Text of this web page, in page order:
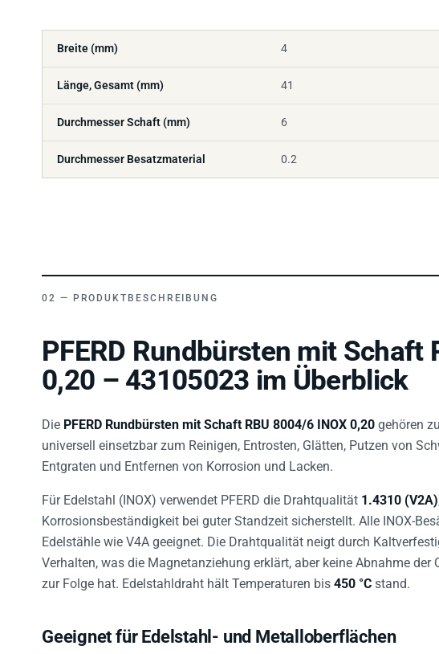
Breite (mm)
Länge, Gesamt (mm)
Durchmesser Schaft (mm)
Durchmesser Besatzmaterial
PFERD Rundbürsten mit Schaft
0,20 – 43105023 im Überblick
Die PFERD Rundbürsten mit Schaft RBU 8004/6 INOX 0,20 gehören
universell einsetzbar zum Reinigen, Entrosten, Glätten, Putzen von
Entgraten und Entfernen von Korrosion und Lacken.
Für Edelstahl (INOX) verwendet PFERD die Drahtqualität 1.4310 (V2A)
Korrosionsbeständigkeit bei guter Standzeit sicherstellt. Alle INOX-
Edelstähle wie V4A geeignet. Die Drahtqualität neigt durch
Verhalten, was die Magnetanziehung erklärt, aber keine Abnahme
zur Folge hat. Edelstahldraht hält Temperaturen bis
450 °C stand.
Geeignet für Edelstahl- und Metalloberflächen